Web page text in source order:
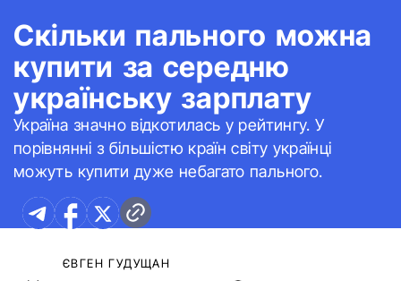
Скільки пального можна
купити за середню
українську зарплату
Україна значно відкотилась у рейтингу. У
порівнянні з більшістю країн світу українці
можуть купити дуже небагато пального.
ЄВГЕН ГУДУЩАН